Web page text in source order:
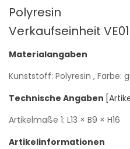
Polyresin
Verkaufseinheit
Materialangaben
Kunststoff: Polyresin , Farbe:
Technische Angaben
Artikelmaße 1: L13 × B9 × H16
Artikelinformationen